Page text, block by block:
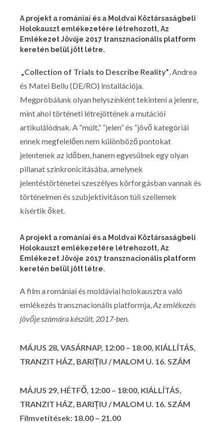
A projekt a romániai és a Moldvai Köztársaságbeli
Holokauszt emlékezetére létrehozott, Az
Emlékezet Jövője 2017 transznacionális platform
keretén belül jött létre.
„Collection of Trials to Describe Reality”, Andrea
és Matei Bellu (DE/RO) installációja.
Megpróbálunk olyan helyszínként tekinteni a jelenre,
mint ahol történeti létrejöttének a mutációi
artikulálódnak. A “múlt,” “jelen” és “jövő kategóriái
ennek megfelelően nem különböző pontokat
jelentenek az időben, hanem egyesülnek egy olyan
pillanat szinkronicitásába, amelynek
jelentéstörténetei szeszélyes körforgásban vannak és
történelmen és szubjektivitáson túli szellemek
kísértik őket.
A projekt a romániai és a Moldvai Köztársaságbeli
Holokauszt emlékezetére létrehozott, Az
Emlékezet Jövője 2017 transznacionális platform
keretén belül jött létre.
A film a romániai és moldáviai holokausztra való
emlékezés transznacionális platformja,Az emlékezés
jövője számára készült, 2017-ben.
MÁJUS 28, VASÁRNAP, 12:00 – 18:00, KIÁLLÍTÁS,
TRANZIT HÁZ, BARIȚIU / MALOM U. 16. SZÁM
MÁJUS 29, HÉTFŐ, 12:00 – 18:00, KIÁLLÍTÁS,
TRANZIT HÁZ, BARIȚIU / MALOM U. 16. SZÁM
Filmvetítések: 18.00 – 21.00